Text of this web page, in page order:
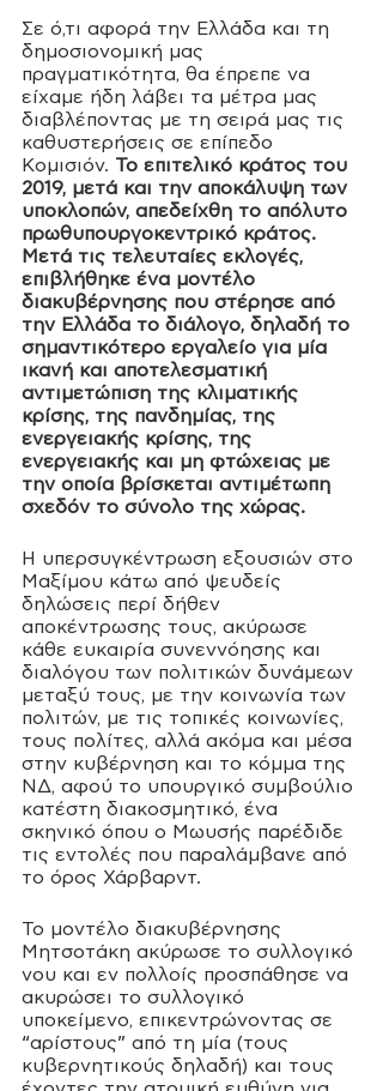
Σε ό,τι αφορά την Ελλάδα και τη
δημοσιονομική μας
πραγματικότητα, θα έπρεπε να
είχαμε ήδη λάβει τα μέτρα μας
διαβλέποντας με τη σειρά μας τις
καθυστερήσεις σε επίπεδο
Κομισιόν. Το επιτελικό κράτος του
2019, μετά και την αποκάλυψη των
υποκλοπών, απεδείχθη το απόλυτο
πρωθυπουργοκεντρικό κράτος.
Μετά τις τελευταίες εκλογές,
επιβλήθηκε ένα μοντέλο
διακυβέρνησης που στέρησε από
την Ελλάδα το διάλογο, δηλαδή το
σημαντικότερο εργαλείο για μία
ικανή και αποτελεσματική
αντιμετώπιση της κλιματικής
κρίσης, της πανδημίας, της
ενεργειακής κρίσης, της
ενεργειακής και μη φτώχειας με
την οποία βρίσκεται αντιμέτωπη
σχεδόν το σύνολο της χώρας.
Η υπερσυγκέντρωση εξουσιών στο
Μαξίμου κάτω από ψευδείς
δηλώσεις περί δήθεν
αποκέντρωσης τους, ακύρωσε
κάθε ευκαιρία συνεννόησης και
διαλόγου των πολιτικών δυνάμεων
μεταξύ τους, με την κοινωνία των
πολιτών, με τις τοπικές κοινωνίες,
τους πολίτες, αλλά ακόμα και μέσα
στην κυβέρνηση και το κόμμα της
ΝΔ, αφού το υπουργικό συμβούλιο
κατέστη διακοσμητικό, ένα
σκηνικό όπου ο Μωυσής παρέδιδε
τις εντολές που παραλάμβανε από
το όρος Χάρβαρντ.
Το μοντέλο διακυβέρνησης
Μητσοτάκη ακύρωσε το συλλογικό
νου και εν πολλοίς προσπάθησε να
ακυρώσει το συλλογικό
υποκείμενο, επικεντρώνοντας σε
“αρίστους” από τη μία (τους
κυβερνητικούς δηλαδή) και τους